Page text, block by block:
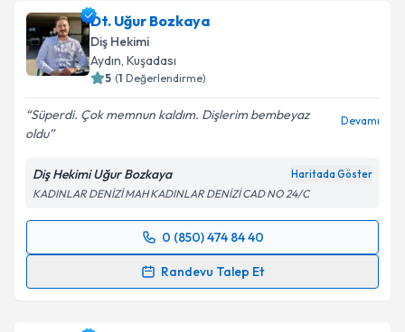
Dt. Uğur Bozkaya
Diş Hekimi
Aydın, Kuşadası
5 (1 Değerlendirme)
Süperdi. Çok memnun kaldım. Dişlerim bembeyaz
oldu
Devamı
Diş Hekimi Uğur Bozkaya Haritada Göster
KADINLAR DENİZİ MAH KADINLAR DENİZİ CAD NO 24/C
0 (850) 474 84 40
Randevu Talep Et
Randevu Takvimi Talebi